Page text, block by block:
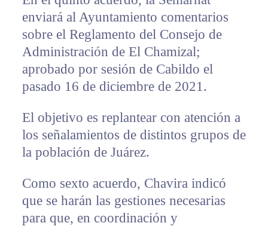
enviará al Ayuntamiento comentarios
sobre el Reglamento del Consejo de
Administración de El Chamizal;
aprobado por sesión de Cabildo el
pasado 16 de diciembre de 2021.
El objetivo es replantear con atención a
los señalamientos de distintos grupos de
la población de Juárez.
Como sexto acuerdo, Chavira indicó
que se harán las gestiones necesarias
para que, en coordinación y